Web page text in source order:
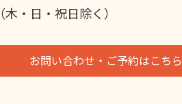
（木・日・祝日除く）
お問い合わせ・ご予約はこちら